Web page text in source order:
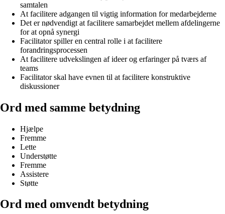
samtalen
At facilitere adgangen til vigtig information for medarbejderne
Det er nødvendigt at facilitere samarbejdet mellem afdelingerne
for at opnå synergi
Facilitator spiller en central rolle i at facilitere
forandringsprocessen
At facilitere udvekslingen af ideer og erfaringer på tværs af
teams
Facilitator skal have evnen til at facilitere konstruktive
diskussioner
Ord med samme betydning
Hjælpe
Fremme
Lette
Understøtte
Fremme
Assistere
Støtte
Ord med omvendt betydning